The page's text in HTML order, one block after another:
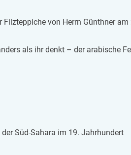
von Herrn Gün­th­ner
als ihr denkt – der ara­bi­sche
Süd-Sa­ha­ra im 19. Jahr­hun­dert